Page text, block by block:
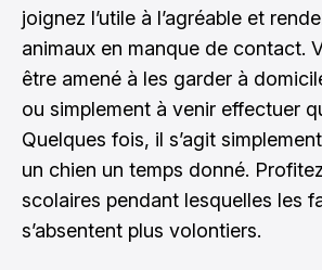
joignez l’utile à l’agréable et
animaux en manque de contact.
être amené à les garder à
ou simplement à venir effectuer
Quelques fois, il s’agit
un chien un temps donné.
scolaires pendant lesquelles les
s’absentent plus volontiers.